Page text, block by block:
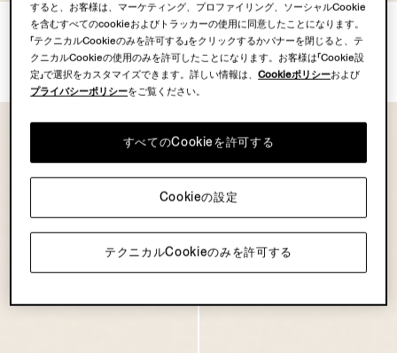
ダークブラウン スエード Triple
Stitch™ エスパドリーユ
¥214,500 (税込)
ダークFoliage スエード エスパ
ドリーユ サンダル
¥116,600 (税込)
すると、お客様は、マーケティング、プロファイリング、ソーシャルCookie
を含むすべてのcookieおよびトラッカーの使用に同意したことになります。
「テクニカルCookieのみを許可する」をクリックするかバナーを閉じると、テ
クニカルCookieの使用のみを許可したことになります。お客様は「Cookie設
定」で選択をカスタマイズできます。詳しい情報は、Cookieポリシーおよび
プライバシーポリシーをご覧ください。
テクニカルCookieのみを許可する
すべてのCookieを許可する
Cookieの設定